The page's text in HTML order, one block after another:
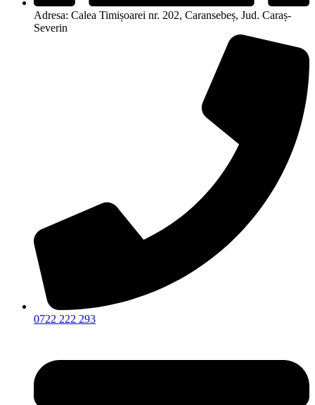
Adresa: Calea Timișoarei nr. 202, Caransebeș, Jud. Caraș-
Severin
0722 222 293